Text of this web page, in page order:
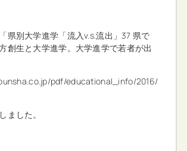
県別大学進学「流入v.s.流出」37 県で
創生と大学進学。大学進学で若者が出
pdf/educational_info/2016/
ました。